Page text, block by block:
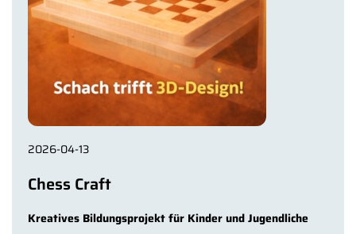
2026-04-13
Chess Craft
Kreatives Bildungsprojekt für Kinder und Jugendliche